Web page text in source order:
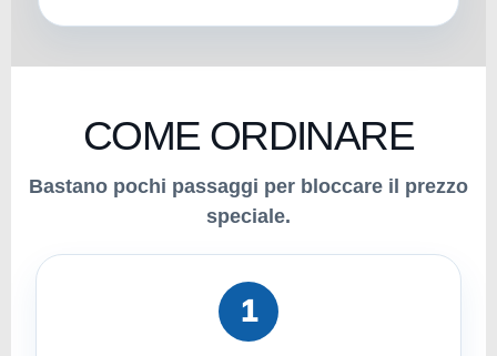
COME ORDINARE
Bastano pochi passaggi per bloccare il prezzo
speciale.
1